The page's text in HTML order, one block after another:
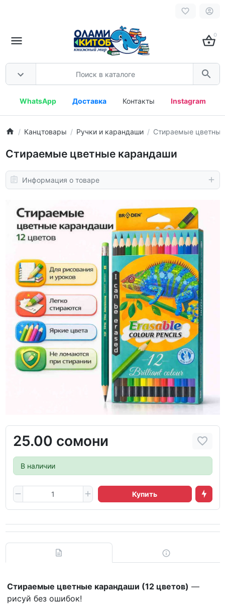
0
WhatsApp Доставка Контакты Instagram
Канцтовары Ручки и карандаши Стираемые
Стираемые цветные карандаши
Информация о товаре
25.00 сомони
В наличии
Купить
Стираемые цветные карандаши (12 цветов) —
рисуй без ошибок!